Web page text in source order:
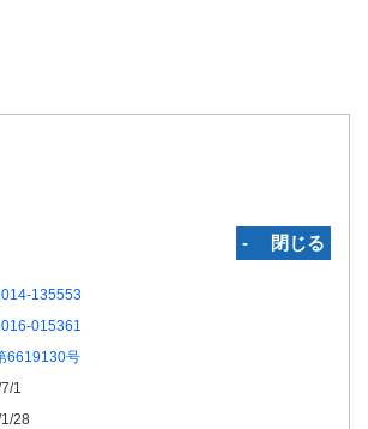
‐ 閉じる
135553
015361
6619130号
1
28